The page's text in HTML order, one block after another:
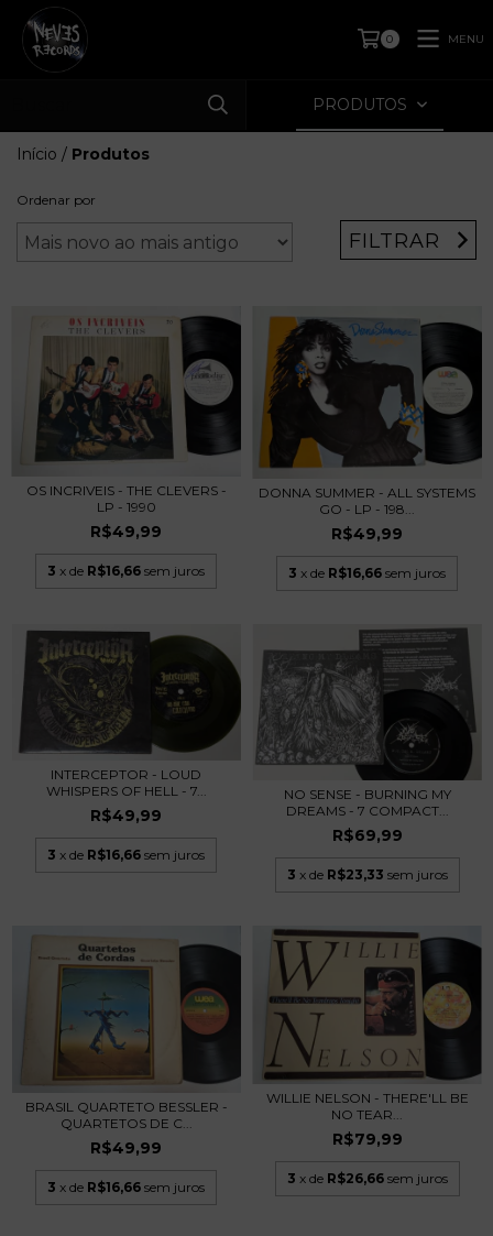
0 MENU
PRODUTOS
Início / Produtos
Ordenar por
FILTRAR
OS INCRIVEIS - THE CLEVERS -
LP - 1990
R$49,99
3 x de R$16,66 sem juros
DONNA SUMMER - ALL SYSTEMS
GO - LP - 198...
R$49,99
3 x de R$16,66 sem juros
INTERCEPTOR - LOUD
WHISPERS OF HELL - 7...
R$49,99
3 x de R$16,66 sem juros
NO SENSE - BURNING MY
DREAMS - 7 COMPACT...
R$69,99
3 x de R$23,33 sem juros
BRASIL QUARTETO BESSLER -
QUARTETOS DE C...
R$49,99
3 x de R$16,66 sem juros
WILLIE NELSON - THERE'LL BE
NO TEAR...
R$79,99
3 x de R$26,66 sem juros